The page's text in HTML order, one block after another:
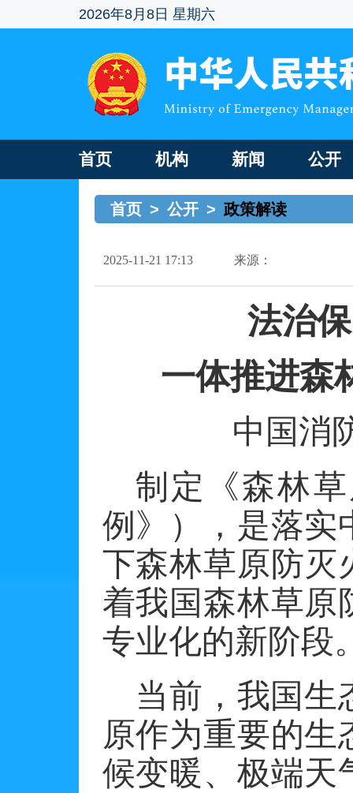
2026年8月8日 星期六
首页 机构 新闻 公开
首页 > 公开 > 政策解读
2025-11-21 17:13 来源：
法治
一体推进森
中国消
制定《森林
例》），是落实
下森林草原防灭
着我国森林草原
专业化的新阶段
当前，我国生
原作为重要的生
候变暖、极端天